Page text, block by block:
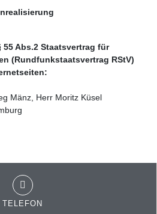
Abs.2 Staatsvertrag für
(Rundfunkstaatsvertrag RStV)
Mänz, Herr Moritz Küsel
TELEFON